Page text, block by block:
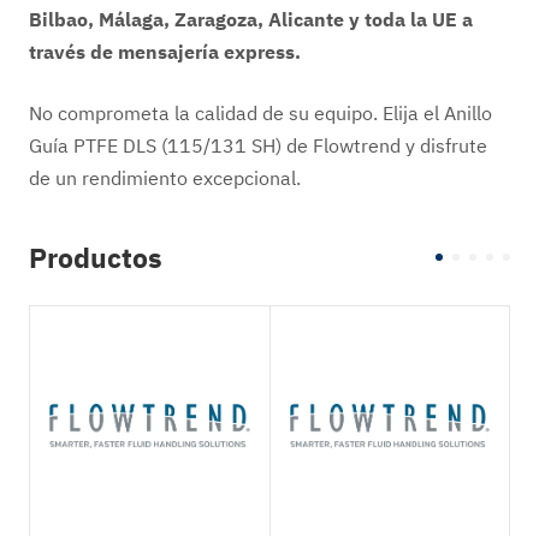
Bilbao, Málaga, Zaragoza, Alicante y toda la UE a
través de mensajería express.
No comprometa la calidad de su equipo. Elija el Anillo
Guía PTFE DLS (115/131 SH) de Flowtrend y disfrute
de un rendimiento excepcional.
Productos